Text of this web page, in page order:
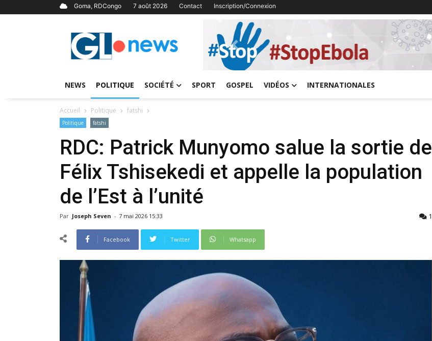
Goma, RDCongo 7 août 2026 Contact Inscription/Connexion
Previous
NEWS POLITIQUE SOCIÉTÉ SPORT GOSPEL VIDÉOS INTERNATIONALES
Accueil Politique fatshi
Politique fatshi
RDC: Patrick Munyomo salue la sortie de
Félix Tshisekedi et appelle la population
de l’Est à l’unité
Par Joseph Seven - 7 mai 2026 15:33 1
Facebook Twitter Whatsapp